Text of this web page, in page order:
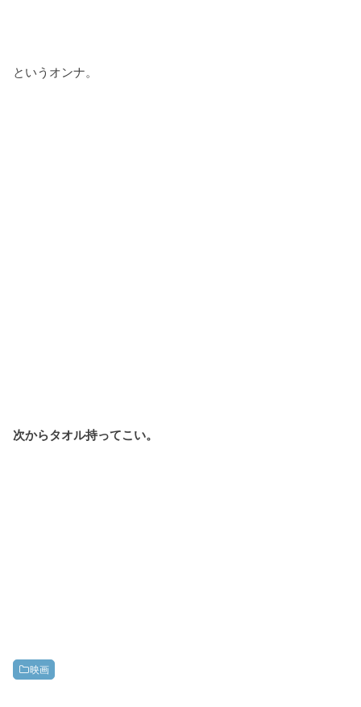
というオンナ。
次からタオル持ってこい。
映画